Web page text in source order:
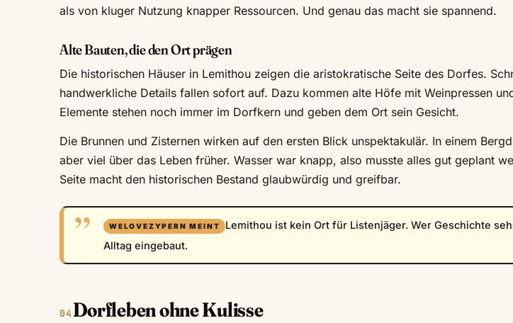
als von kluger Nutzung knapper Ressourcen. Und genau das macht sie spannend.
Alte Bauten, die den Ort prägen
Die historischen Häuser in Lemithou zeigen die aristokratische Seite des Dorfes.
handwerkliche Details fallen sofort auf. Dazu kommen alte Höfe mit Weinpressen
Elemente stehen noch immer im Dorfkern und geben dem Ort sein Gesicht.
Die Brunnen und Zisternen wirken auf den ersten Blick unspektakulär. In einem
aber viel über das Leben früher. Wasser war knapp, also musste alles gut geplant
Seite macht den historischen Bestand glaubwürdig und greifbar.
Lemithou ist kein Ort für Listenjäger. Wer Geschichte
Alltag eingebaut.
Dorfleben ohne Kulisse